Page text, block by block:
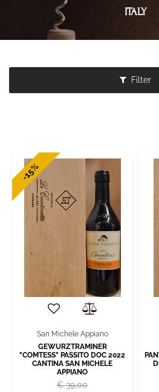
ITALY
Filter
-15%
San Michele Appiano
GEWURZTRAMINER
"COMTESS" PASSITO DOC 2022
CANTINA SAN MICHELE
APPIANO
€ 39,00